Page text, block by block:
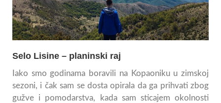
Selo Lisine – planinski raj
Iako smo godinama boravili na Kopaoniku u zimskoj
sezoni, i čak sam se dosta opirala da ga prihvati zbog
gužve i pomodarstva, kada sam sticajem okolnosti